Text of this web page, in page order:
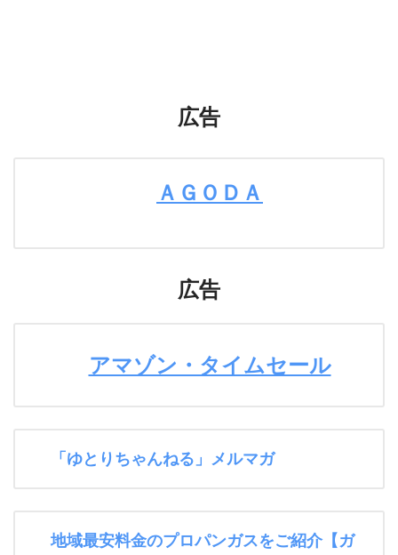
広告
ＡＧＯＤＡ
広告
アマゾン・タイムセール
「ゆとりちゃんねる」メルマガ
地域最安料金のプロパンガスをご紹介【ガ